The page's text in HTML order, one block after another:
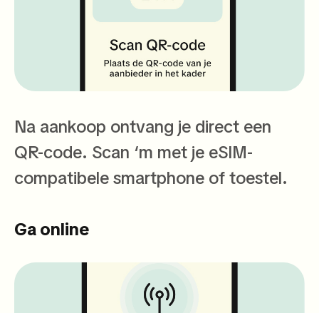
Na aankoop ontvang je direct een
QR-code. Scan ‘m met je eSIM-
compatibele smartphone of toestel.
Ga online